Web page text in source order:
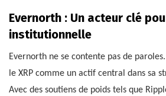
Evernorth : Un acteur clé
institutionnelle
Evernorth ne se contente pas de
le XRP comme un actif central dans sa
Avec des soutiens de poids tels que